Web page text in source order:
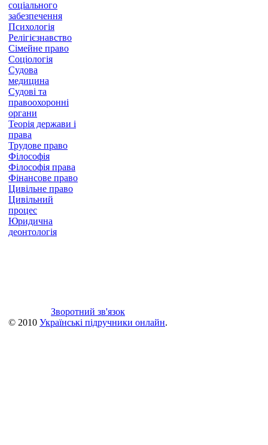
соціального
забезпечення
Психологія
Релігієзнавство
Сімейне право
Соціологія
Судова
медицина
Судові та
правоохоронні
органи
Теорія держави і
права
Трудове право
Філософія
Філософія права
Фінансове право
Цивільне право
Цивільний
процес
Юридична
деонтологія
Зворотний зв'язок
© 2010 Українські підручники онлайн.